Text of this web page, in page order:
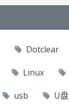
Dotclear
Linux
usb U盘